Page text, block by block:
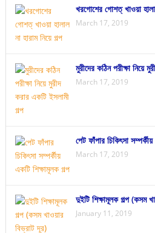
খরগোশের গোশত্ খাওয়া
March 17, 2019
মুরীদের কঠিন পরীক্ষা নিয়ে
March 17, 2019
পেট ফাঁপার চিকিৎসা
March 17, 2019
দুইটি শিক্ষামূলক গল্প (কসম
January 11, 2019